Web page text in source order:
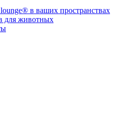
в ваших пространствах
для животных